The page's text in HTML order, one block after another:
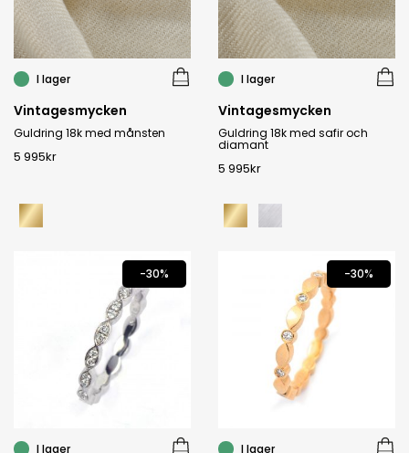
I lager
Vintagesmycken
Guldring 18k med månsten
5 995kr
I lager
Vintagesmycken
Guldring 18k med safir och
diamant
5 995kr
-30%
I lager
-30%
I lager